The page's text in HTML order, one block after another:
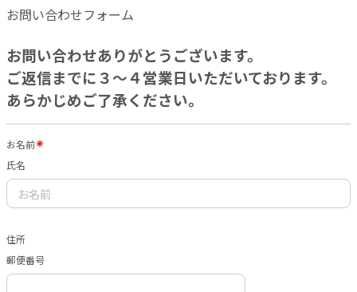
お問い合わせフォーム
お問い合わせありがとうございます。
ご返信までに３〜４営業日いただいております。
あらかじめご了承ください。
お名前
氏名
住所
郵便番号